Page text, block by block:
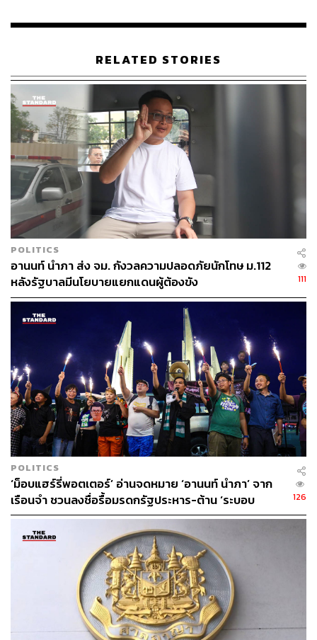
RELATED STORIES
POLITICS
อานนท์ นำภา ส่ง จม. กังวลความปลอดภัยนักโทษ ม.112
หลังรัฐบาลมีนโยบายแยกแดนผู้ต้องขัง
111
POLITICS
‘ม็อบแฮร์รี่พอตเตอร์’ อ่านจดหมาย ‘อานนท์ นำภา’ จาก
เรือนจำ ชวนลงชื่อรื้อมรดกรัฐประหาร-ต้าน ‘ระบอบ
สีน้ำเงิน’
126